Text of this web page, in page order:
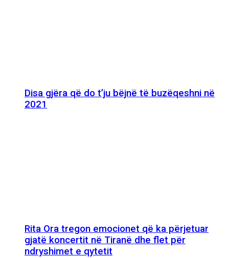
Disa gjëra që do t’ju bëjnë të buzëqeshni në
2021
Rita Ora tregon emocionet që ka përjetuar
gjatë koncertit në Tiranë dhe flet për
ndryshimet e qytetit